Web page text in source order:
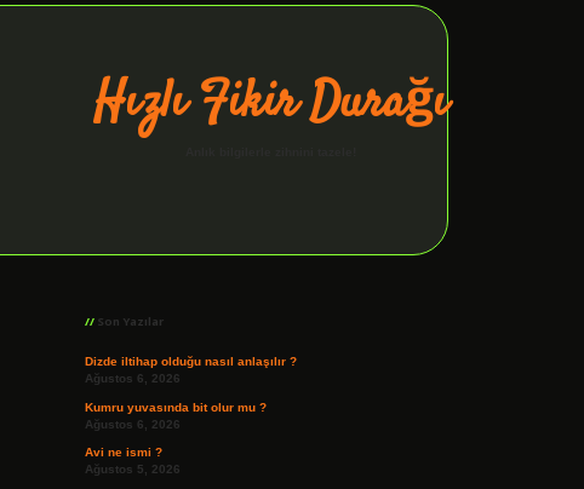
Hızlı Fikir Durağı
Son Yazılar
Dizde iltihap olduğu nasıl anlaşılır ?
Ağustos 6, 2026
Kumru yuvasında bit olur mu ?
Ağustos 6, 2026
Avi ne ismi ?
Ağustos 5, 2026